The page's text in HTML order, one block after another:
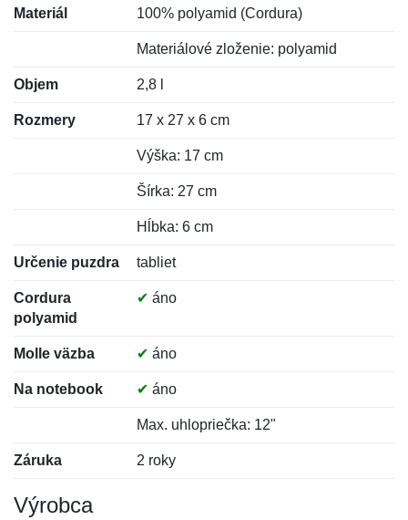
Materiál 100% polyamid (Cordura)
Materiálové zloženie: polyamid
Objem 2,8 l
Rozmery 17 x 27 x 6 cm
Výška: 17 cm
Šírka: 27 cm
Hĺbka: 6 cm
Určenie puzdra tabliet
Cordura
polyamid
✔ áno
Molle väzba ✔ áno
Na notebook ✔ áno
Max. uhlopriečka: 12"
Záruka 2 roky
Výrobca